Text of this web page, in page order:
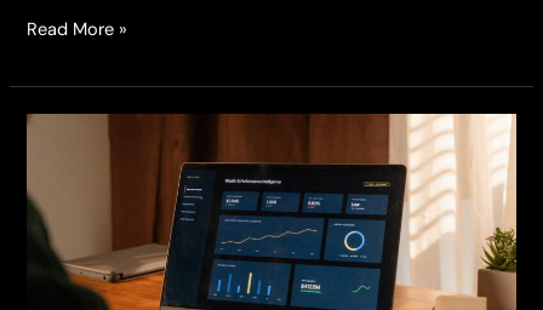
Read More »
White
Marketplace:
Warum
Integrationen